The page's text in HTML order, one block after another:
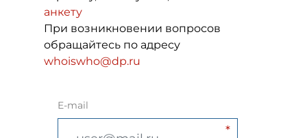
анкету
При возникновении вопросов
обращайтесь по адресу
whoiswho@dp.ru
E-mail